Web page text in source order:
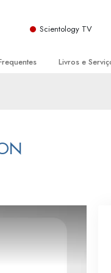
Scientology TV
de Scientology
Livros e
Introdutórias
A Escala de